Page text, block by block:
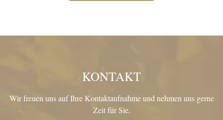
KONTAKT
Wir freuen uns auf Ihre Kontaktaufnahme und nehmen uns gerne
Zeit für Sie.